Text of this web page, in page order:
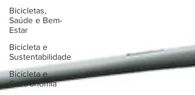
Bicicletas,
Saúde e Bem-
Estar
Bicicleta e
Sustentabilidade
Bicicleta e
Gastronomia